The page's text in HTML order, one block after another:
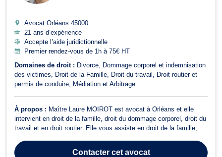
Avocat Orléans 45000
21 ans d’expérience
Accepte l’aide juridictionnelle
Premier rendez-vous de 1h à 75€ HT
Domaines de droit : Divorce
Dommage corporel et indemnisation
des victimes
Droit de la Famille Droit du travail
Droit routier et
permis de conduire
Médiation et Arbitrage
À propos : Maître Laure MOIROT est avocat à Orléans et elle
intervient en droit de la famille, droit du dommage corporel, droit du
travail et en droit routier. Elle vous assiste en droit de la famille,
aux séparations, aux PACS, à la définition d'autorité parentale, à
Contactercet avocat